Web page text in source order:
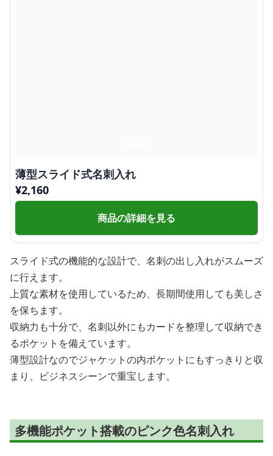
薄型スライド式名刺入れ
¥2,160
商品の詳細を見る
スライド式の機能的な設計で、名刺の出し入れがスムーズ
に行えます。
上質な素材を使用しているため、長期間使用しても美しさ
を保ちます。
収納力も十分で、名刺以外にもカードを整理して収納でき
るポケットを備えています。
薄型設計なのでジャケットの内ポケットにもすっきりと収
まり、ビジネスシーンで重宝します。
多機能ポケット搭載のピンク色名刺入れ